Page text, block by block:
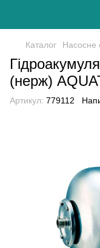
Каталог Насосне
(нерж)
Артикул: 779112